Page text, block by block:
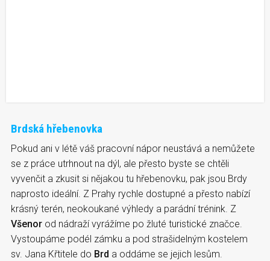
Brdská hřebenovka
Pokud ani v létě váš pracovní nápor neustává a nemůžete
se z práce utrhnout na dýl, ale přesto byste se chtěli
vyvenčit a zkusit si nějakou tu hřebenovku, pak jsou Brdy
naprosto ideální. Z Prahy rychle dostupné a přesto nabízí
krásný terén, neokoukané výhledy a parádní trénink. Z
Všenor od nádraží vyrážíme po žluté turistické značce.
Vystoupáme podél zámku a pod strašidelným kostelem
sv. Jana Křtitele do Brd a oddáme se jejich lesům.